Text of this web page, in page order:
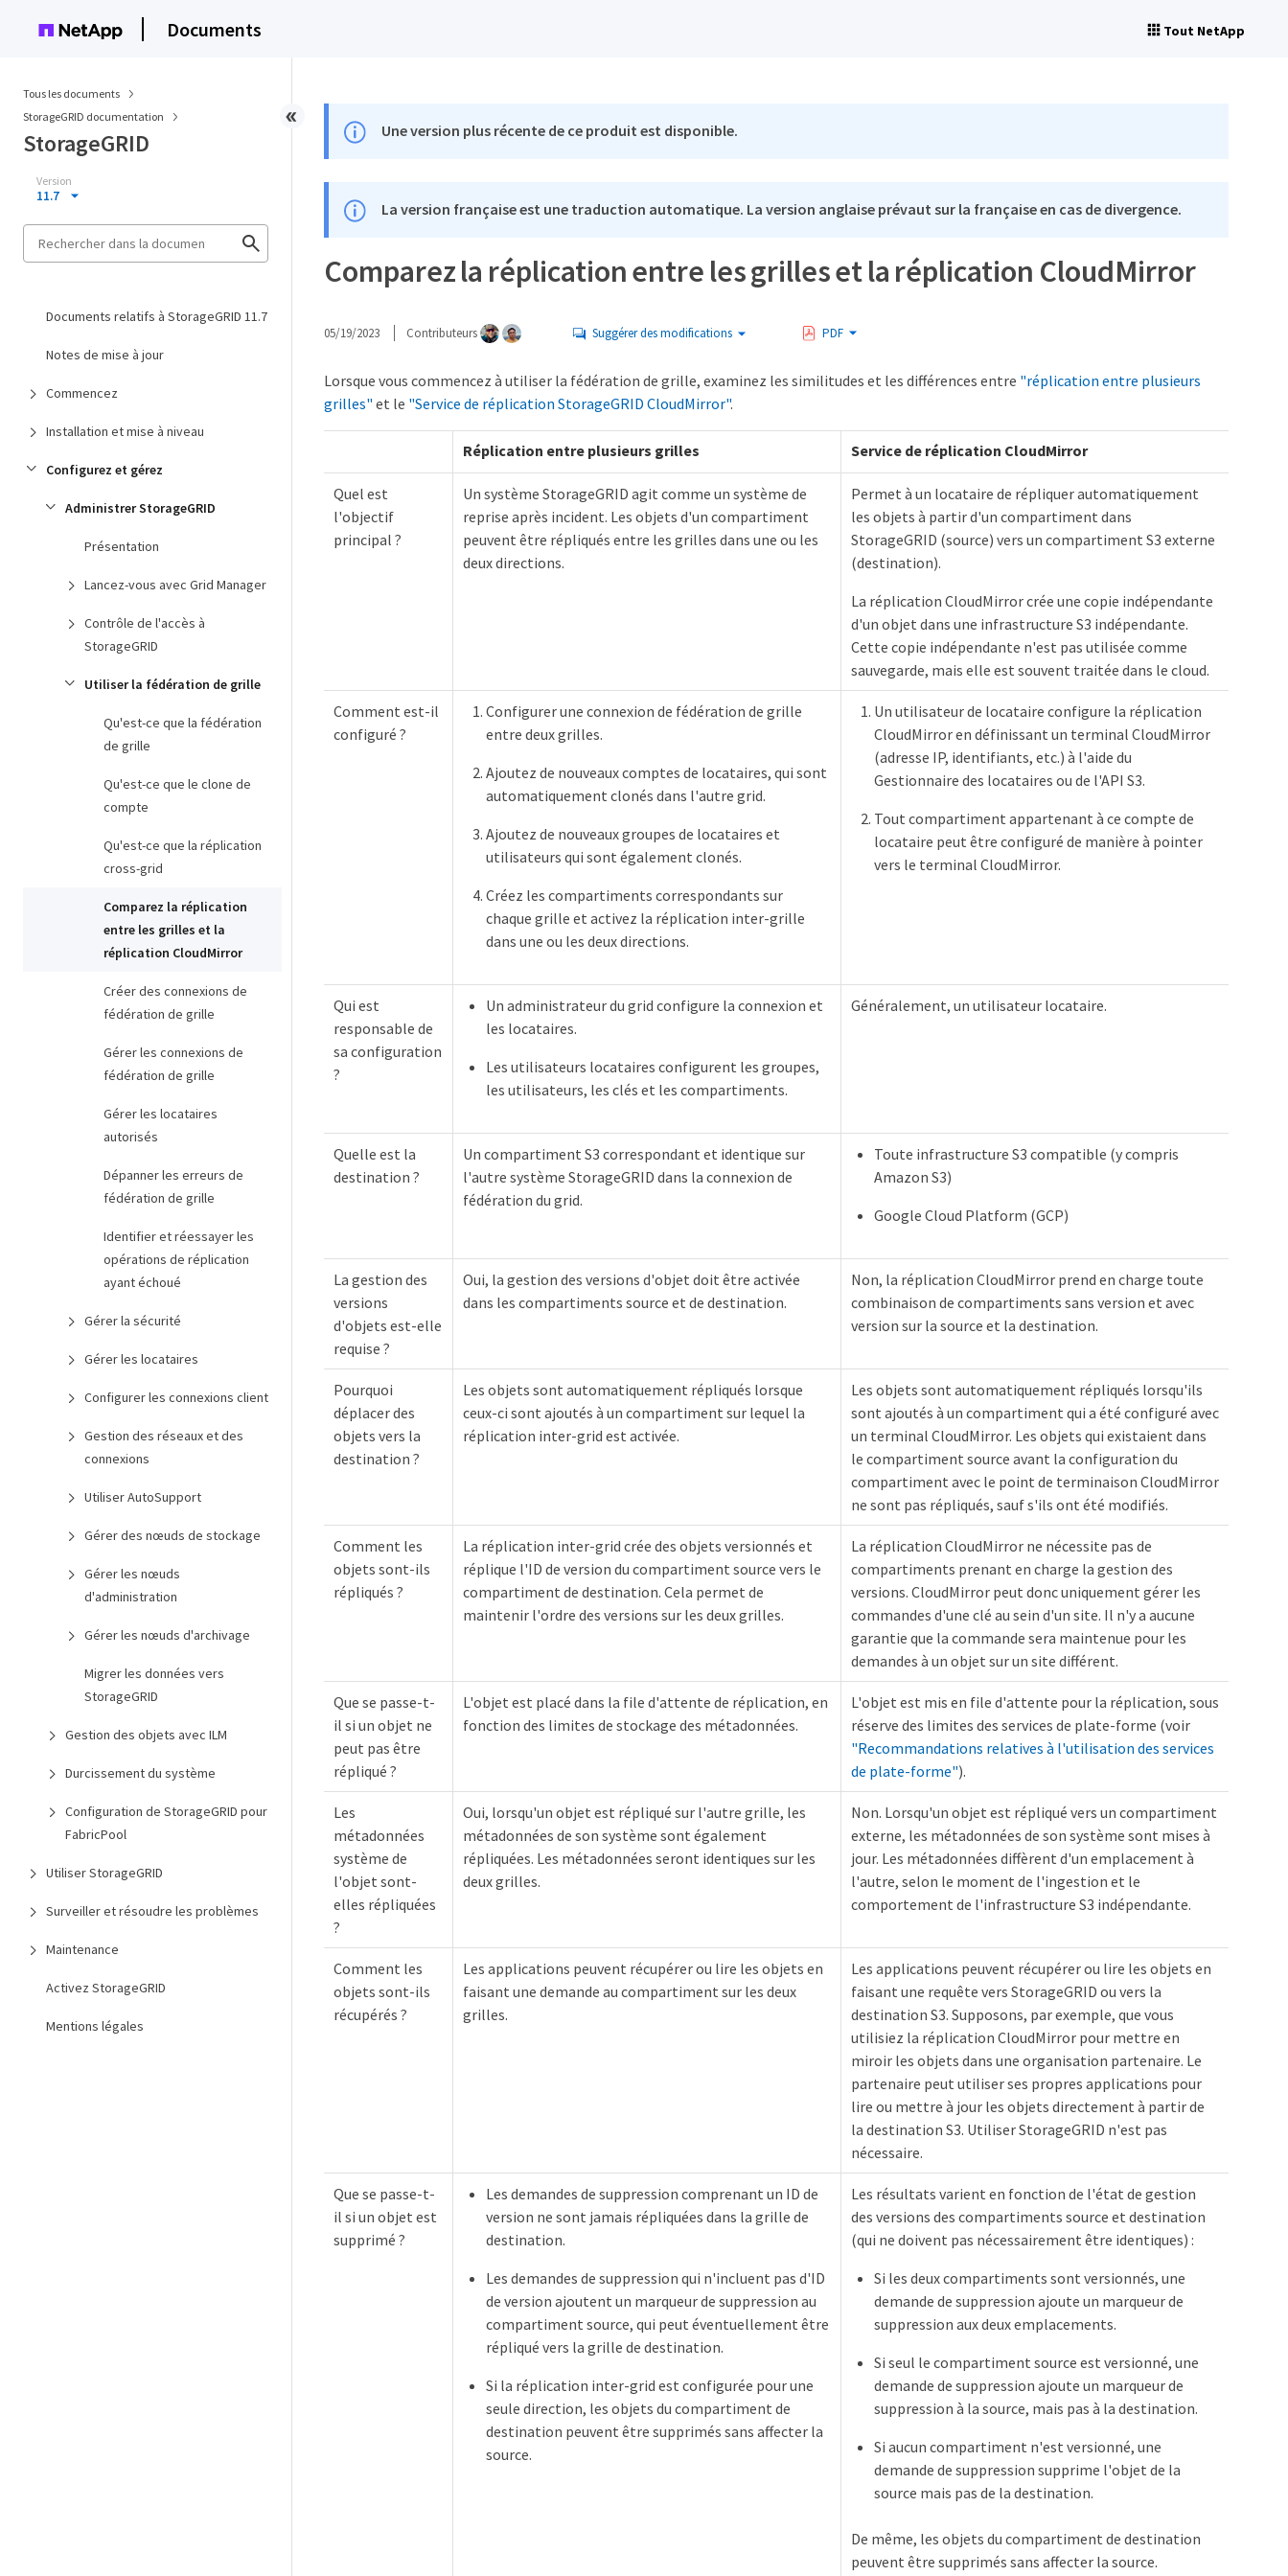
Documents Tout NetApp
Tous les documents
StorageGRID documentation
StorageGRID
Version
11.7
Documents relatifs à StorageGRID 11.7
Notes de mise à jour
Commencez
Installation et mise à niveau
Configurez et gérez
Administrer StorageGRID
Présentation
Lancez-vous avec Grid Manager
Contrôle de l'accès à
StorageGRID
Utiliser la fédération de grille
Qu'est-ce que la fédération
de grille
Qu'est-ce que le clone de
compte
Qu'est-ce que la réplication
cross-grid
Comparez la réplication
entre les grilles et la
réplication CloudMirror
Créer des connexions de
fédération de grille
Gérer les connexions de
fédération de grille
Gérer les locataires
autorisés
Dépanner les erreurs de
fédération de grille
Identifier et réessayer les
opérations de réplication
ayant échoué
Gérer la sécurité
Gérer les locataires
Configurer les connexions client
Gestion des réseaux et des
connexions
Utiliser AutoSupport
Gérer des nœuds de stockage
Gérer les nœuds
d'administration
Gérer les nœuds d'archivage
Migrer les données vers
StorageGRID
Gestion des objets avec ILM
Durcissement du système
Configuration de StorageGRID pour
FabricPool
Utiliser StorageGRID
Surveiller et résoudre les problèmes
Maintenance
Activez StorageGRID
Mentions légales
Une version plus récente de ce produit est disponible.
La version française est une traduction automatique. La version anglaise prévaut sur la française en cas de divergence.
Comparez la réplication entre les grilles et la réplication CloudMirror
05/19/2023 Contributeurs Suggérer des modifications PDF
Lorsque vous commencez à utiliser la fédération de grille, examinez les similitudes et les différences entre "réplication entre plusieurs
grilles" et le "Service de réplication StorageGRID CloudMirror".
Réplication entre plusieurs grilles Service de réplication CloudMirror
Quel est
l'objectif
principal ?
Un système StorageGRID agit comme un système de
reprise après incident. Les objets d'un compartiment
peuvent être répliqués entre les grilles dans une ou les
deux directions.
Permet à un locataire de répliquer automatiquement
les objets à partir d'un compartiment dans
StorageGRID (source) vers un compartiment S3 externe
(destination).
La réplication CloudMirror crée une copie indépendante
d'un objet dans une infrastructure S3 indépendante.
Cette copie indépendante n'est pas utilisée comme
sauvegarde, mais elle est souvent traitée dans le cloud.
Comment est-il
configuré ?
Configurer une connexion de fédération de grille
entre deux grilles.
Ajoutez de nouveaux comptes de locataires, qui sont
automatiquement clonés dans l'autre grid.
Ajoutez de nouveaux groupes de locataires et
utilisateurs qui sont également clonés.
Créez les compartiments correspondants sur
chaque grille et activez la réplication inter-grille
dans une ou les deux directions.
Un utilisateur de locataire configure la réplication
CloudMirror en définissant un terminal CloudMirror
(adresse IP, identifiants, etc.) à l'aide du
Gestionnaire des locataires ou de l'API S3.
Tout compartiment appartenant à ce compte de
locataire peut être configuré de manière à pointer
vers le terminal CloudMirror.
Qui est
responsable de
sa configuration
?
Un administrateur du grid configure la connexion et
les locataires.
Les utilisateurs locataires configurent les groupes,
les utilisateurs, les clés et les compartiments.
Généralement, un utilisateur locataire.
Quelle est la
destination ?
Un compartiment S3 correspondant et identique sur
l'autre système StorageGRID dans la connexion de
fédération du grid.
Toute infrastructure S3 compatible (y compris
Amazon S3)
Google Cloud Platform (GCP)
La gestion des
versions
d'objets est-elle
requise ?
Oui, la gestion des versions d'objet doit être activée
dans les compartiments source et de destination.
Non, la réplication CloudMirror prend en charge toute
combinaison de compartiments sans version et avec
version sur la source et la destination.
Pourquoi
déplacer des
objets vers la
destination ?
Les objets sont automatiquement répliqués lorsque
ceux-ci sont ajoutés à un compartiment sur lequel la
réplication inter-grid est activée.
Les objets sont automatiquement répliqués lorsqu'ils
sont ajoutés à un compartiment qui a été configuré avec
un terminal CloudMirror. Les objets qui existaient dans
le compartiment source avant la configuration du
compartiment avec le point de terminaison CloudMirror
ne sont pas répliqués, sauf s'ils ont été modifiés.
Comment les
objets sont-ils
répliqués ?
La réplication inter-grid crée des objets versionnés et
réplique l'ID de version du compartiment source vers le
compartiment de destination. Cela permet de
maintenir l'ordre des versions sur les deux grilles.
La réplication CloudMirror ne nécessite pas de
compartiments prenant en charge la gestion des
versions. CloudMirror peut donc uniquement gérer les
commandes d'une clé au sein d'un site. Il n'y a aucune
garantie que la commande sera maintenue pour les
demandes à un objet sur un site différent.
Que se passe-t-
il si un objet ne
peut pas être
répliqué ?
L'objet est placé dans la file d'attente de réplication, en
fonction des limites de stockage des métadonnées.
L'objet est mis en file d'attente pour la réplication, sous
réserve des limites des services de plate-forme (voir
"Recommandations relatives à l'utilisation des services
de plate-forme").
Les
métadonnées
système de
l'objet sont-
elles répliquées
?
Oui, lorsqu'un objet est répliqué sur l'autre grille, les
métadonnées de son système sont également
répliquées. Les métadonnées seront identiques sur les
deux grilles.
Non. Lorsqu'un objet est répliqué vers un compartiment
externe, les métadonnées de son système sont mises à
jour. Les métadonnées diffèrent d'un emplacement à
l'autre, selon le moment de l'ingestion et le
comportement de l'infrastructure S3 indépendante.
Comment les
objets sont-ils
récupérés ?
Les applications peuvent récupérer ou lire les objets en
faisant une demande au compartiment sur les deux
grilles.
Les applications peuvent récupérer ou lire les objets en
faisant une requête vers StorageGRID ou vers la
destination S3. Supposons, par exemple, que vous
utilisiez la réplication CloudMirror pour mettre en
miroir les objets dans une organisation partenaire. Le
partenaire peut utiliser ses propres applications pour
lire ou mettre à jour les objets directement à partir de
la destination S3. Utiliser StorageGRID n'est pas
nécessaire.
Que se passe-t-
il si un objet est
supprimé ?
Les demandes de suppression comprenant un ID de
version ne sont jamais répliquées dans la grille de
destination.
Les demandes de suppression qui n'incluent pas d'ID
de version ajoutent un marqueur de suppression au
compartiment source, qui peut éventuellement être
répliqué vers la grille de destination.
Si la réplication inter-grid est configurée pour une
seule direction, les objets du compartiment de
destination peuvent être supprimés sans affecter la
source.
Les résultats varient en fonction de l'état de gestion
des versions des compartiments source et destination
(qui ne doivent pas nécessairement être identiques) :
Si les deux compartiments sont versionnés, une
demande de suppression ajoute un marqueur de
suppression aux deux emplacements.
Si seul le compartiment source est versionné, une
demande de suppression ajoute un marqueur de
suppression à la source, mais pas à la destination.
Si aucun compartiment n'est versionné, une
demande de suppression supprime l'objet de la
source mais pas de la destination.
De même, les objets du compartiment de destination
peuvent être supprimés sans affecter la source.